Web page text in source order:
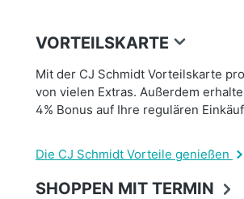
VORTEILSKARTE
Mit der CJ Schmidt Vorteilskarte
von vielen Extras. Außerdem
4% Bonus auf Ihre regulären
Die CJ Schmidt Vorteile genießen
SHOPPEN MIT TERMIN